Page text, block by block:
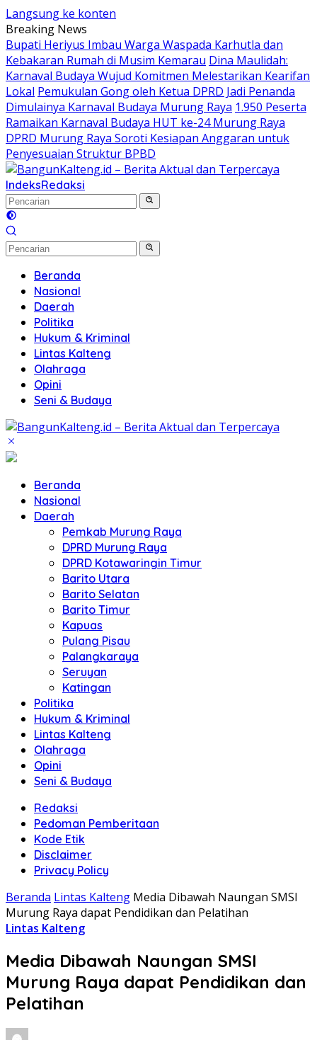
Langsung ke konten
Breaking News
Bupati Heriyus Imbau Warga Waspada Karhutla dan
Kebakaran Rumah di Musim Kemarau Dina Maulidah:
Karnaval Budaya Wujud Komitmen Melestarikan Kearifan
Lokal Pemukulan Gong oleh Ketua DPRD Jadi Penanda
Dimulainya Karnaval Budaya Murung Raya 1.950 Peserta
Ramaikan Karnaval Budaya HUT ke-24 Murung Raya
DPRD Murung Raya Soroti Kesiapan Anggaran untuk
Penyesuaian Struktur BPBD
IndeksRedaksi
Beranda
Nasional
Daerah
Politika
Hukum & Kriminal
Lintas Kalteng
Olahraga
Opini
Seni & Budaya
Beranda
Nasional
Daerah
Pemkab Murung Raya
DPRD Murung Raya
DPRD Kotawaringin Timur
Barito Utara
Barito Selatan
Barito Timur
Kapuas
Pulang Pisau
Palangkaraya
Seruyan
Katingan
Politika
Hukum & Kriminal
Lintas Kalteng
Olahraga
Opini
Seni & Budaya
Redaksi
Pedoman Pemberitaan
Kode Etik
Disclaimer
Privacy Policy
Beranda Lintas Kalteng Media Dibawah Naungan SMSI
Murung Raya dapat Pendidikan dan Pelatihan
Lintas Kalteng
Media Dibawah Naungan SMSI
Murung Raya dapat Pendidikan dan
Pelatihan